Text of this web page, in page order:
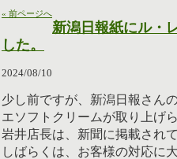
« 前ページへ
新潟日報紙にル・
した。
2024/08/10
少し前ですが、新潟日報さん
エソフトクリームが取り上げ
岩井店長は、新聞に掲載され
しばらくは、お客様の対応に